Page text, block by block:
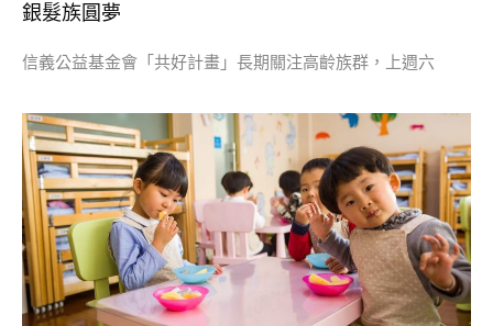
銀髮族圓夢
信義公益基金會「共好計畫」長期關注高齡族群，上週六